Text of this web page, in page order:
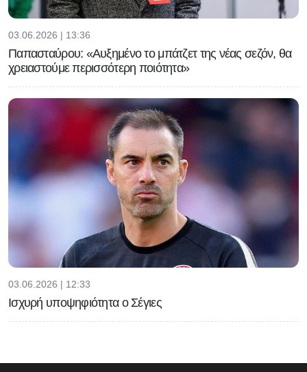
03.06.2026 | 13:36
Παπασταύρου: «Αυξημένο το μπάτζετ της νέας σεζόν, θα
χρειαστούμε περισσότερη ποιότητα»
03.06.2026 | 12:33
Ισχυρή υποψηφιότητα ο Σέγιες